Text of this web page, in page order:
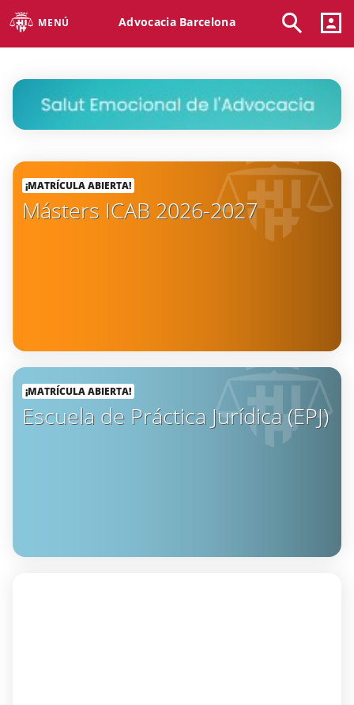
MENÚ Advocacia Barcelona
¡MATRÍCULA ABIERTA!
Másters ICAB 2026-2027
¡MATRÍCULA ABIERTA!
Escuela de Práctica Jurídica (EPJ)